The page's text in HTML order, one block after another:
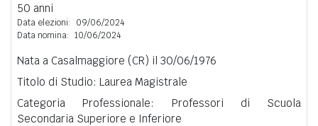
50 anni
Data elezioni:
09/06/2024
Data nomina: 10/06/2024
Nata a Casalmaggiore (CR) il 30/06/1976
Titolo di Studio: Laurea Magistrale
Categoria Professionale: Professori di Scuola
Secondaria Superiore e Inferiore